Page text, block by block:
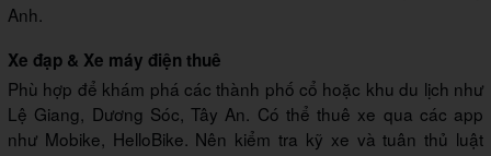
Anh.
Xe đạp & Xe máy điện thuê
Phù hợp để khám phá các thành phố cổ hoặc khu du lịch như
Lệ Giang, Dương Sóc, Tây An. Có thể thuê xe qua các app
như Mobike, HelloBike. Nên kiểm tra kỹ xe và tuân thủ luật